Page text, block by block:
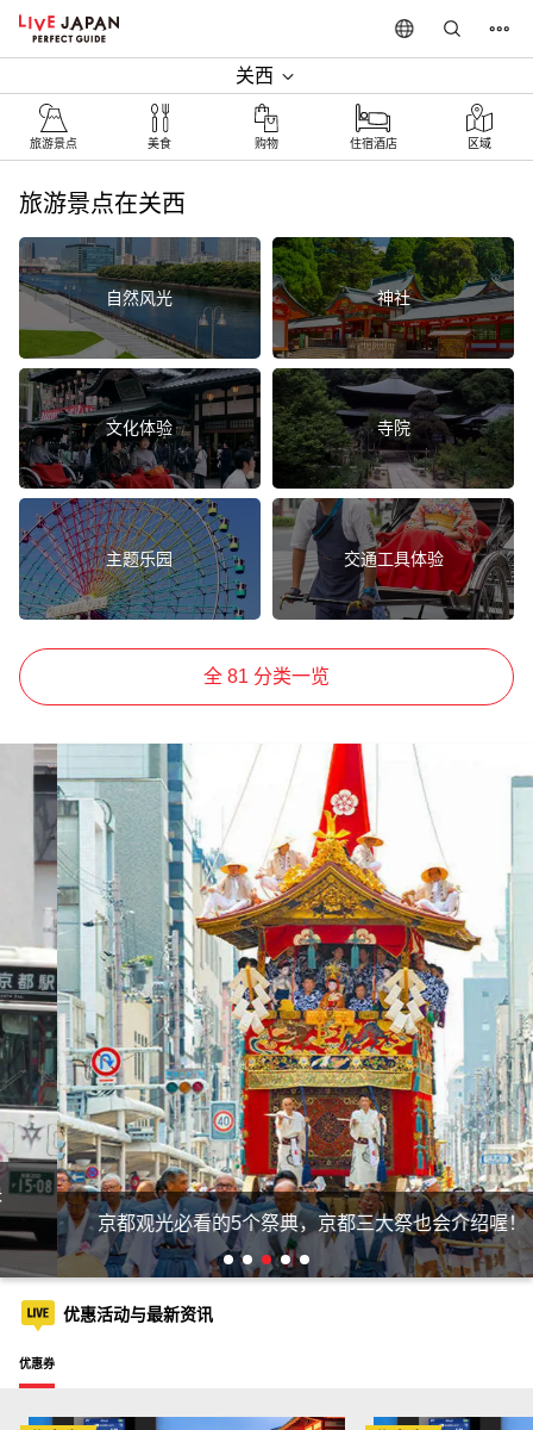
关西
旅游景点 美食 购物 住宿酒店 区域
旅游景点在关西
自然风光 神社
文化体验 寺院
主题乐园 交通工具体验
全 81 分类一览
京都观光必看的5个祭典，京都三大祭也会介绍喔！
优惠活动与最新资讯
优惠券